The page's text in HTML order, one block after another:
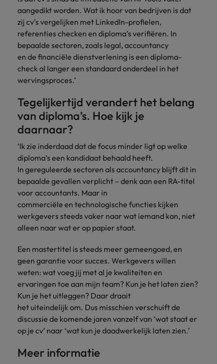
aangedikt worden. Wat ik hoor van bedrijven is dat
zij cv’s vergelijken met LinkedIn-profielen,
referenties checken en diploma’s verifiëren. In
bepaalde sectoren, zoals legal, accountancy
en de financiële dienstverlening is een diploma-
check al langer een standaard onderdeel in het
wervingsproces.’
Tegelijkertijd verandert het belang
van diploma’s. Hoe kijk je
daarnaar?
‘Ik zie inderdaad dat de focus minder ligt op welke
diploma’s een kandidaat behaald heeft.
In gereguleerde sectoren als accountancy blijft dit in
bepaalde gevallen verplicht – denk aan een RA-titel
voor accountants. Maar in
commerciële en technologische functies kijken
werkgevers steeds vaker naar wat iemand kan, niet
alleen naar wat er op papier staat.
Een mastertitel is steeds meer gemeengoed, en
geen garantie voor succes. Werkgevers willen
weten: wat voeg jij met al je kwaliteiten en
ervaringen toe aan mijn team? Kun je het laten zien?
Kun je het uitleggen? Daar draait
het uiteindelijk om. Dus misschien verschuift de
discussie de komende jaren vanzelf van ‘wat staat er
op je cv’ naar ‘wat kun je daadwerkelijk laten zien.’
Meer informatie